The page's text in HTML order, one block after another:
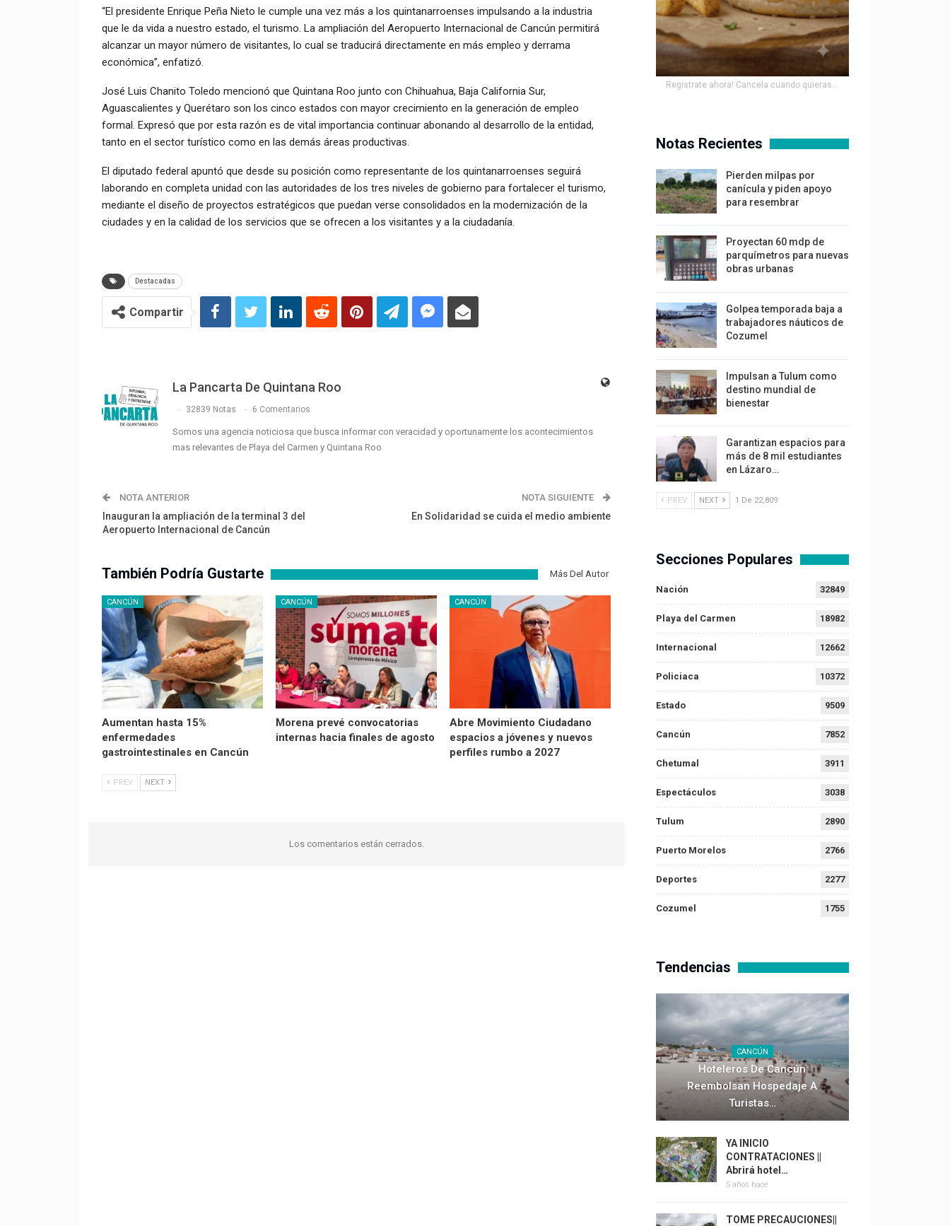
“El presidente Enrique Peña Nieto le cumple una vez más a los quintanarroenses impulsando a la industria
que le da vida a nuestro estado, el turismo. La ampliación del Aeropuerto Internacional de Cancún permitirá
alcanzar un mayor número de visitantes, lo cual se traducirá directamente en más empleo y derrama
económica”, enfatizó.
José Luis Chanito Toledo mencionó que Quintana Roo junto con Chihuahua, Baja California Sur,
Aguascalientes y Querétaro son los cinco estados con mayor crecimiento en la generación de empleo
formal. Expresó que por esta razón es de vital importancia continuar abonando al desarrollo de la entidad,
tanto en el sector turístico como en las demás áreas productivas.
El diputado federal apuntó que desde su posición como representante de los quintanarroenses seguirá
laborando en completa unidad con las autoridades de los tres niveles de gobierno para fortalecer el turismo,
mediante el diseño de proyectos estratégicos que puedan verse consolidados en la modernización de la
ciudades y en la calidad de los servicios que se ofrecen a los visitantes y a la ciudadanía.
Destacadas
Compartir
La Pancarta De Quintana Roo
32839 Notas 6 Comentarios
Somos una agencia noticiosa que busca informar con veracidad y oportunamente los acontecimientos
mas relevantes de Playa del Carmen y Quintana Roo
NOTA ANTERIOR
Inauguran la ampliación de la terminal 3 del
Aeropuerto Internacional de Cancún
NOTA SIGUIENTE
En Solidaridad se cuida el medio ambiente
También Podría Gustarte Más Del Autor
CANCÚN
Aumentan hasta 15%
enfermedades
gastrointestinales en Cancún
CANCÚN
Morena prevé convocatorias
internas hacia finales de agosto
CANCÚN
Abre Movimiento Ciudadano
espacios a jóvenes y nuevos
perfiles rumbo a 2027
PREV NEXT
Los comentarios están cerrados.
Registrate ahora! Cancela cuando quieras...
Notas Recientes
Pierden milpas por
canícula y piden apoyo
para resembrar
Proyectan 60 mdp de
parquímetros para nuevas
obras urbanas
Golpea temporada baja a
trabajadores náuticos de
Cozumel
Impulsan a Tulum como
destino mundial de
bienestar
Garantizan espacios para
más de 8 mil estudiantes
en Lázaro…
PREV NEXT 1 De 22,809
Secciones Populares
Nación 32849
Playa del Carmen 18982
Internacional 12662
Policiaca 10372
Estado 9509
Cancún 7852
Chetumal 3911
Espectáculos 3038
Tulum 2890
Puerto Morelos 2766
Deportes 2277
Cozumel 1755
Tendencias
CANCÚN
Hoteleros De Cancún
Reembolsan Hospedaje A
Turistas…
YA INICIO
CONTRATACIONES ||
Abrirá hotel…
5 años hace
TOME PRECAUCIONES||